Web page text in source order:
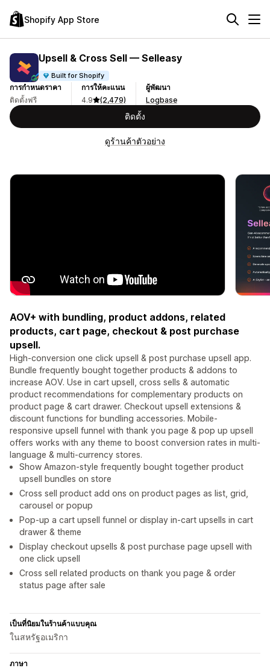
Shopify App Store
Upsell & Cross Sell — Selleasy
Built for Shopify
การกำหนดราคา
ติดตั้งฟรี
การให้คะแนน
4.9
(2,479)
ผู้พัฒนา
Logbase
ติดตั้ง
ดูร้านค้าตัวอย่าง
AOV+ with bundling, product addons, related
products, cart page, checkout & post purchase
upsell.
High-conversion one click upsell & post purchase upsell app.
Bundle frequently bought together products & addons to
increase AOV. Use in cart upsell, cross sells & automatic
product recommendations for complementary products on
product page & cart drawer. Checkout upsell extensions &
discount functions for bundling accessories. Mobile-
responsive upsell funnel with thank you page & pop up upsell
offers works with any theme to boost conversion rates in multi-
language & multi-currency stores.
Show Amazon-style frequently bought together product
upsell bundles on store
Cross sell product add ons on product pages as list, grid,
carousel or popup
Pop-up a cart upsell funnel or display in-cart upsells in cart
drawer & theme
Display checkout upsells & post purchase page upsell with
one click upsell
Cross sell related products on thank you page & order
status page after sale
เป็นที่นิยมในร้านค้าแบบคุณ
ในสหรัฐอเมริกา
ภาษา